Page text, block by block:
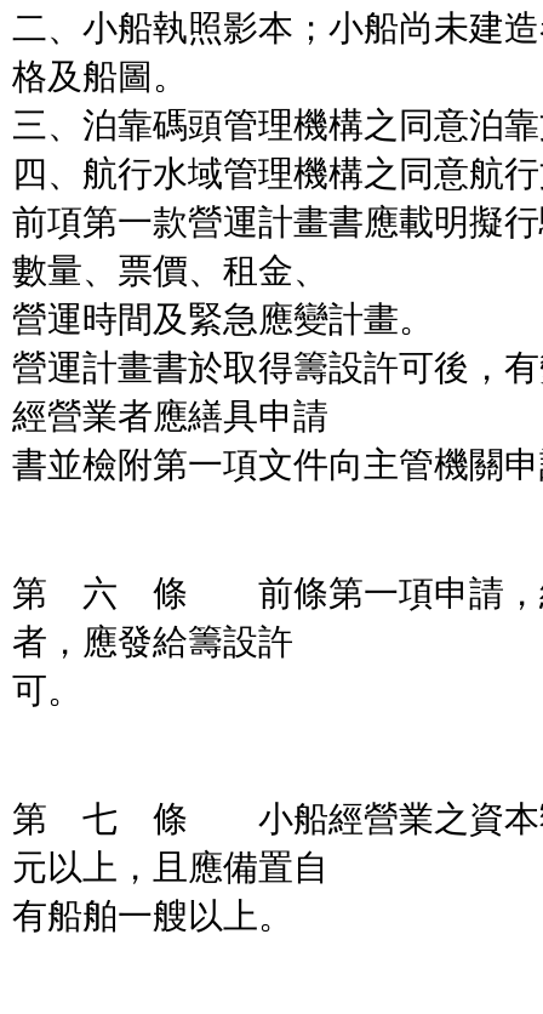
二、小船執照影本；小船尚未建
格及船圖。
三、泊靠碼頭管理機構之同意泊
四、航行水域管理機構之同意航
前項第一款營運計畫書應載明擬
數量、票價、租金、
營運時間及緊急應變計畫。
營運計畫書於取得籌設許可後，
經營業者應繕具申請
書並檢附第一項文件向主管機關
第 六 條 前條第一項申請，
者，應發給籌設許
可。
第 七 條 小船經營業之資本
元以上，且應備置自
有船舶一艘以上。